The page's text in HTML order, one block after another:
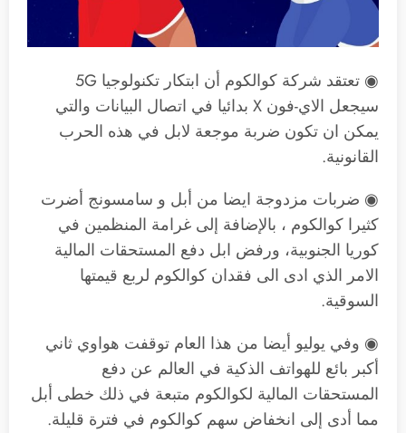
◉ تعتقد شركة كوالكوم أن ابتكار تكنولوجيا 5G
سيجعل الاي-فون X بدائيا في اتصال البيانات والتي
يمكن ان تكون ضربة موجعة لابل في هذه الحرب
القانونية.
◉ ضربات مزدوجة ايضا من أبل و سامسونج أضرت
كثيرا كوالكوم ، بالإضافة إلى غرامة المنظمين في
كوريا الجنوبية، ورفض ابل دفع المستحقات المالية
الامر الذي ادى الى فقدان كوالكوم لربع قيمتها
السوقية.
◉ وفي يوليو أيضا من هذا العام توقفت هواوي ثاني
أكبر بائع للهواتف الذكية في العالم عن دفع
المستحقات المالية لكوالكوم متبعة في ذلك خطى أبل
مما أدى إلى انخفاض سهم كوالكوم في فترة قليلة.